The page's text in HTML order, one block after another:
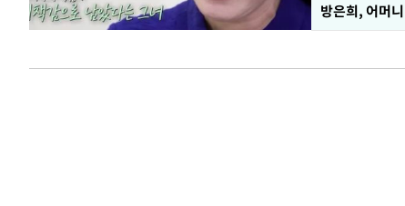
방은희, 어머